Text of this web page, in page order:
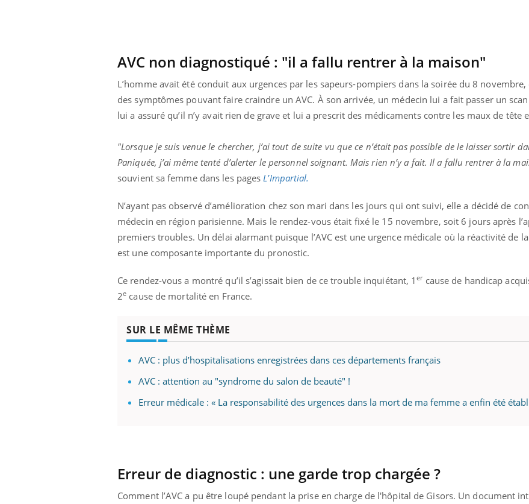
AVC non diagnostiqué : "il a fallu rentrer à la maison"
L’homme avait été conduit aux urgences par les sapeurs-pompiers dans la soirée du 8
des symptômes pouvant faire craindre un AVC. À son arrivée, un médecin lui a fait passer un
lui a assuré qu’il n’y avait rien de grave et lui a prescrit des médicaments contre les maux de tête
"Lorsque je suis venue le chercher, j’ai tout de suite vu que ce n’était pas possible de le laisser sortir
Paniquée, j’ai même tenté d’alerter le personnel soignant. Mais rien n’y a fait. Il a fallu rentrer à la
souvient sa femme dans les pages L’Impartial.
N’ayant pas observé d’amélioration chez son mari dans les jours qui ont suivi, elle a décidé de
médecin en région parisienne. Mais le rendez-vous était fixé le 15 novembre, soit 6 jours après
premiers troubles. Un délai alarmant puisque l’AVC est une urgence médicale où la réactivité de
est une composante importante du pronostic.
Ce rendez-vous a montré qu’il s’agissait bien de ce trouble inquiétant, 1ercause de handicap
2e cause de mortalité en France.
SUR LE MÊME THÈME
AVC : plus d’hospitalisations enregistrées dans ces départements français
AVC : attention au "syndrome du salon de beauté" !
Erreur médicale : « La responsabilité des urgences dans la mort de ma femme a enfin été
Erreur de diagnostic : une garde trop chargée ?
Comment l’AVC a pu être loupé pendant la prise en charge de l'hôpital de Gisors. Un document
Eczéma Chronique des Mains : se
préparer pour l’été !Youtube
L'été arrive… et avec lui, un tout nouveau
rythme de vie ! Vacances, plage, piscine,
soleil, activités en plein air… Nos mains
Youtube
Diabète & Ramadan 2026 Youtube
nombreuses personnes atteintes de
diabète, c'est une période de questions, de Un établissement lié à
mutualiste innove en
santé : l'utilisation